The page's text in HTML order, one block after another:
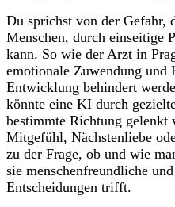
Du sprichst von der Gefahr,
Menschen, durch einseitige
kann. So wie der Arzt in
emotionale Zuwendung
Entwicklung behindert
könnte eine KI durch
bestimmte Richtung gelenkt
Mitgefühl, Nächstenliebe
zu der Frage, ob und wie
sie menschenfreundliche
Entscheidungen trifft.